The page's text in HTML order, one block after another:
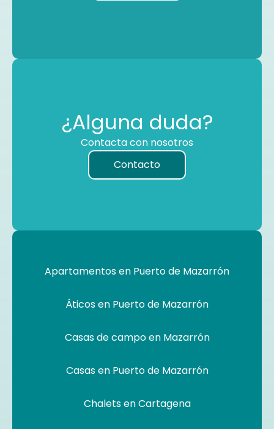
¿Alguna duda?
Contacta con nosotros
Contacto
Apartamentos en Puerto de Mazarrón
Áticos en Puerto de Mazarrón
Casas de campo en Mazarrón
Casas en Puerto de Mazarrón
Chalets en Cartagena